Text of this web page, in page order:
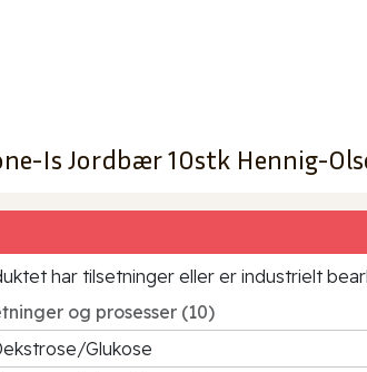
Is Jordbær 10stk Hennig-
har tilsetninger eller er industrielt
og prosesser (10)
Glukose